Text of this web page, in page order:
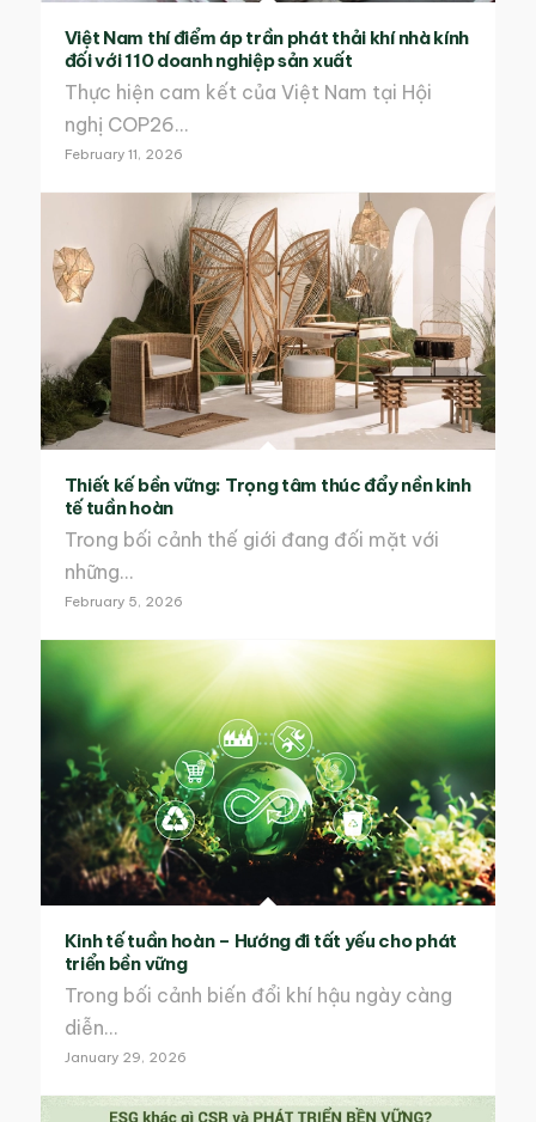
Việt Nam thí điểm áp trần phát thải khí nhà kính
đối với 110 doanh nghiệp sản xuất
Thực hiện cam kết của Việt Nam tại Hội
nghị COP26…
February 11, 2026
Thiết kế bền vững: Trọng tâm thúc đẩy nền kinh
tế tuần hoàn
Trong bối cảnh thế giới đang đối mặt với
những…
February 5, 2026
Kinh tế tuần hoàn – Hướng đi tất yếu cho phát
triển bền vững
Trong bối cảnh biến đổi khí hậu ngày càng
diễn…
January 29, 2026